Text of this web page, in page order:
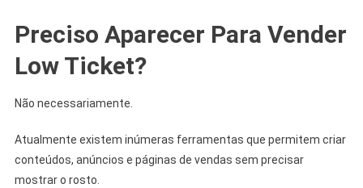
Preciso Aparecer Para Vender
Low Ticket?
Não necessariamente.
Atualmente existem inúmeras ferramentas que permitem criar
conteúdos, anúncios e páginas de vendas sem precisar
mostrar o rosto.